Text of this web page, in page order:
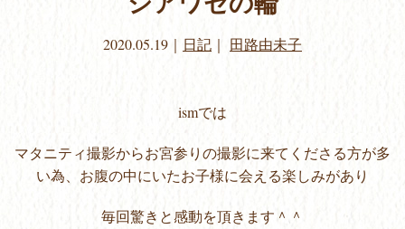
2020.05.19 ｜ 日記 ｜ 田路由未子
ismでは
マタニティ撮影からお宮参りの撮影に来てくださる方が多
い為、お腹の中にいたお子様に会える楽しみがあり
毎回驚きと感動を頂きます＾＾